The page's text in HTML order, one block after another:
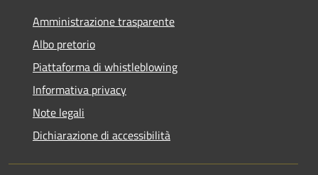
Amministrazione trasparente
Albo pretorio
Piattaforma di whistleblowing
Informativa privacy
Note legali
Dichiarazione di accessibilità